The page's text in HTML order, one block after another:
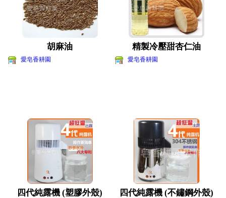
胡麻油
愛皂香耕園
精製冷壓甜杏仁油
愛皂香耕園
四代純露機 (塑膠外殼) 四代純露機 (不鏽鋼外殼)